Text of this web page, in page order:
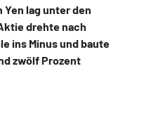
Yen lag unter den
drehte nach
ins Minus und baute
zwölf Prozent